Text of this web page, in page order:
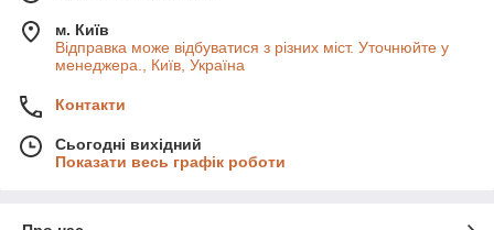
м. Київ
Відправка може відбуватися з різних міст. Уточнюйте у
менеджера., Київ, Україна
Контакти
Сьогодні вихідний
Показати весь графік роботи